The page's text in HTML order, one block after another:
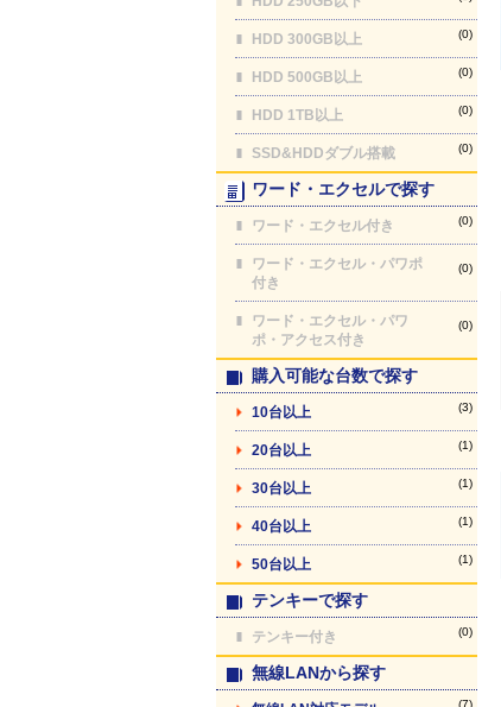
HDD 300GB以上 (0)
HDD 500GB以上 (0)
HDD 1TB以上 (0)
SSD&HDDダブル搭載 (0)
ワード・エクセルで探す
ワード・エクセル付き (0)
ワード・エクセル・パワポ
付き
(0)
ワード・エクセル・パワ
ポ・アクセス付き
(0)
購入可能な台数で探す
10台以上 (3)
20台以上 (1)
30台以上 (1)
40台以上 (1)
50台以上 (1)
テンキーで探す
テンキー付き (0)
無線LANから探す
(7)